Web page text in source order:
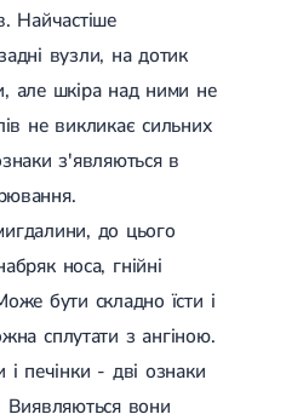
Найчастіше
вузли, на дотик
але шкіра над ними не
не викликає сильних
з'являються в
до цього
носа, гнійні
бути складно їсти і
сплутати з ангіною.
і печінки - дві ознаки
Виявляються вони